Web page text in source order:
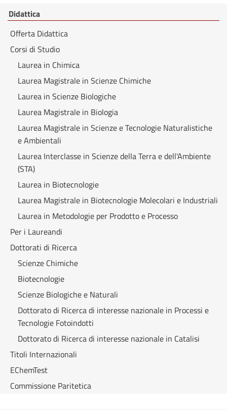
Didattica
Offerta Didattica
Corsi di Studio
Laurea in Chimica
Laurea Magistrale in Scienze Chimiche
Laurea in Scienze Biologiche
Laurea Magistrale in Biologia
Laurea Magistrale in Scienze e Tecnologie Naturalistiche
e Ambientali
Laurea Interclasse in Scienze della Terra e dell'Ambiente
(STA)
Laurea in Biotecnologie
Laurea Magistrale in Biotecnologie Molecolari e Industriali
Laurea in Metodologie per Prodotto e Processo
Per i Laureandi
Dottorati di Ricerca
Scienze Chimiche
Biotecnologie
Scienze Biologiche e Naturali
Dottorato di Ricerca di interesse nazionale in Processi e
Tecnologie Fotoindotti
Dottorato di Ricerca di interesse nazionale in Catalisi
Titoli Internazionali
EChemTest
Commissione Paritetica